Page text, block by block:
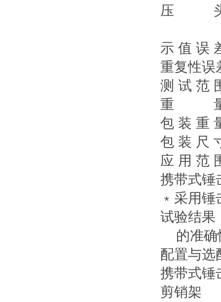
压 头：
示 值 误
重复性
测 试 范
重 量
包 装 重
包 装 尺
应 用 范
携带式锤
﹡采用
试验结果
的准确
配置与选
携带式锤
剪销架